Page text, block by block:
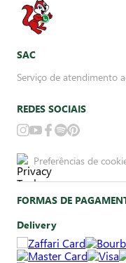
SAC
Serviço de atendimento
REDES SOCIAIS
Preferências de
FORMAS DE
Delivery